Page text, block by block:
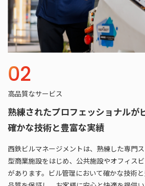
02
高品質なサービス
熟練されたプロフェッショナルが
確かな技術と豊富な実績
西鉄ビルマネージメントは、熟練した専門
型商業施設をはじめ、公共施設やオフィス
があります。ビル管理において確かな技術